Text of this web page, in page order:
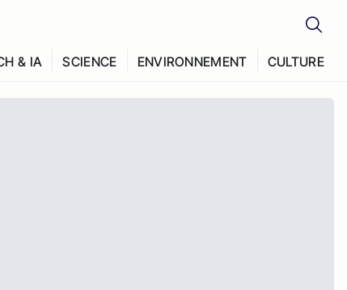
& IA SCIENCE ENVIRONNEMENT CULTURE